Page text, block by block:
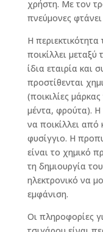
χρήστη. Με τον
πνεύμονες
Η περιεκτικότητα
ποικίλλει
ίδια εταιρία και
προστίθενται
(ποικιλίες
μέντα, φρούτα). Η
να ποικίλλει
φυσίγγιο. Η
είναι το χημικό
τη δημιουργία
ηλεκτρονικό να
εμφάνιση.
Οι πληροφορίες